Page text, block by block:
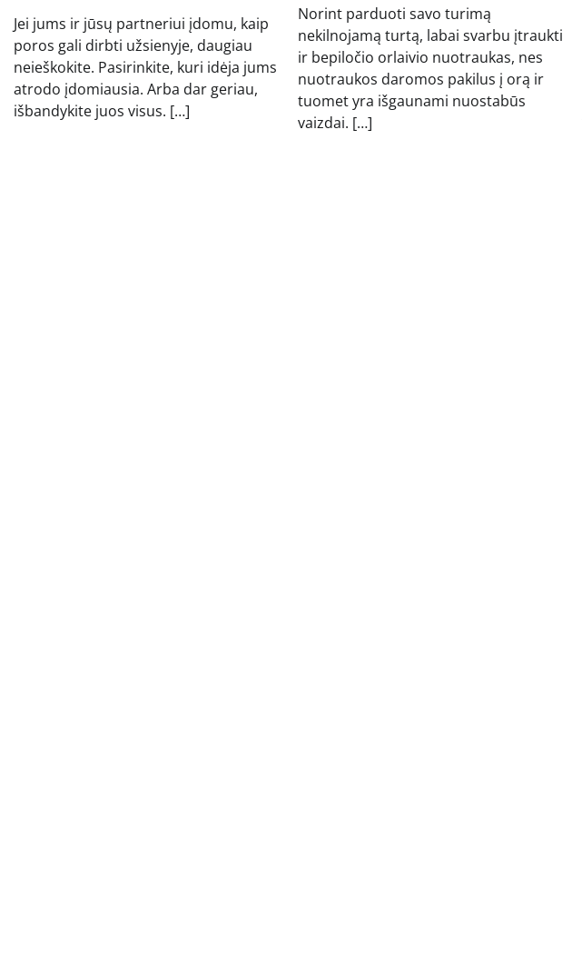
Jei jums ir jūsų partneriui įdomu, kaip
poros gali dirbti užsienyje, daugiau
neieškokite. Pasirinkite, kuri idėja jums
atrodo įdomiausia. Arba dar geriau,
išbandykite juos visus. […]
Norint parduoti savo turimą
nekilnojamą turtą, labai svarbu įtraukti
ir bepiločio orlaivio nuotraukas, nes
nuotraukos daromos pakilus į orą ir
tuomet yra išgaunami nuostabūs
vaizdai. […]